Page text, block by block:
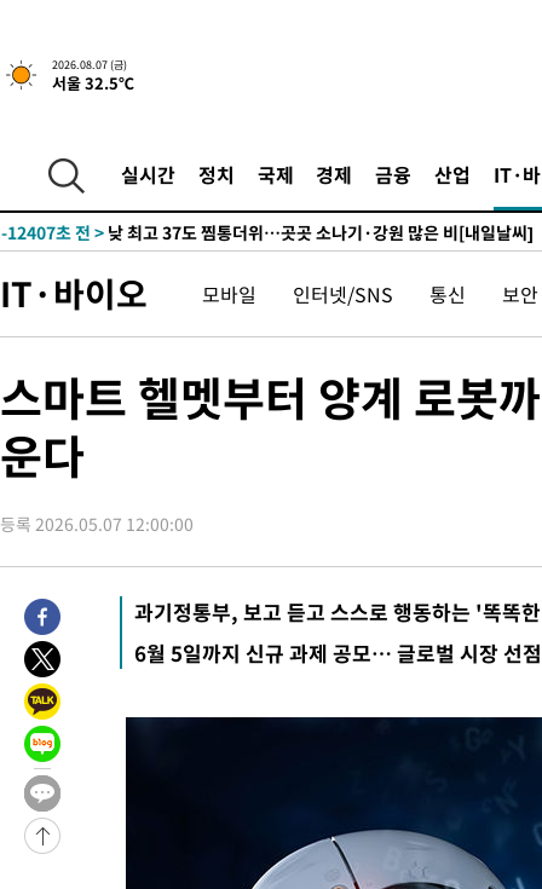
2026.08.07 (금)
서울 32.5℃
실시간 정치 국제 경제 금융 산업 IT·
실천"
-22941초 전 >이란, "오만과 '중앙 단일 루트' 합의…북쪽 인바운드·남쪽 아
운드는 임시"
-14509초 전 >"낮 기온 소폭 하락"…수도권 폭염중대경보, 폭염경보로 하향
-14436초 전 >
[단독]중수청 지원 검사들, 정원 초과 시 낮은 계급 임용…희망
-12407초 전 >
-10713초 전 > SK하이닉스, 용인·청주 팹에 54조 투자…"AI 메모리 수요 선
-6822초 전 >외국인 심판 성 접대 7경기 들여다보니…한국 축구 '5승 2무'
-6556초 전 >[속보]코스닥, 2.86포인트(0.36%) 내린 798.81마감
-6489초 전 >[속보]원·달러 환율, 7.7원 내린 1416.1원 마감
-6378초 전 >
-3468초 전 >
-2312초 전 >11시간 압수수색에 성접대 파문까지…'쑥대밭' 된 축구협회
-1334초 전 >[속보]규제합리화위원회 부위원장에 김태유 서울대 공대 교수
태 후임
-31426초 전 >
이강인, 폭염 속 AT마드리드 첫 훈련…80명 식사 대접까지(종
-28565초 전 >
미 사업체 일자리, 7월에 2.3만개 순감하고 그 전 2개월 10.3
하향수정 (2보)
-28013초 전 >
[속보] 미 사업체, 일자리 7월에 2.3만 개 줄어…실업률은
-23876초 전 >
실천"
-22961초 전 >
이란, "오만과 '중앙 단일 루트' 합의…북쪽 인바운드·남쪽 아
운드는 임시"
-14529초 전 >
-14493초 전 >
[속보]이 대통령, '호우피해' 안동·의성 관할 4개 면 특별재난
선포
-14456초 전 >
[단독]중수청 지원 검사들, 정원 초과 시 낮은 계급 임용…희망
낮 최고 37도 찜통더위…곳곳 소나기·강원 많은 비[내일날씨]
IT·바이오 모바일 인터넷/SNS 통신 보안
스마트 헬멧부터 양계 로
운다
등록 2026.05.07 12:00:00
과기정통부, 보고 듣고 스스로 행동하는 '똑똑
6월 5일까지 신규 과제 공모… 글로벌 시장 선